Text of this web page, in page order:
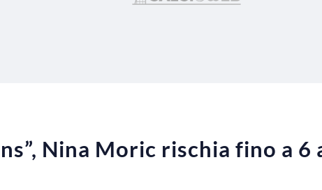
Nina Moric rischia fino a 6